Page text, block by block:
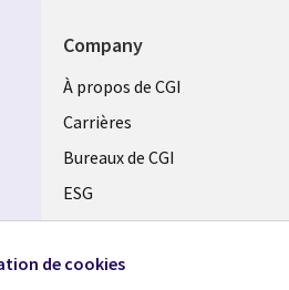
Company
Useful
links
CANADA
FR
À propos de CGI
Carrières
Bureaux de CGI
ESG
Alliances
de cookies